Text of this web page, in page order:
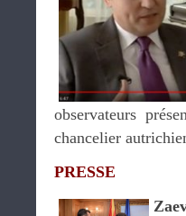
observateurs
chancelier
PRESSE